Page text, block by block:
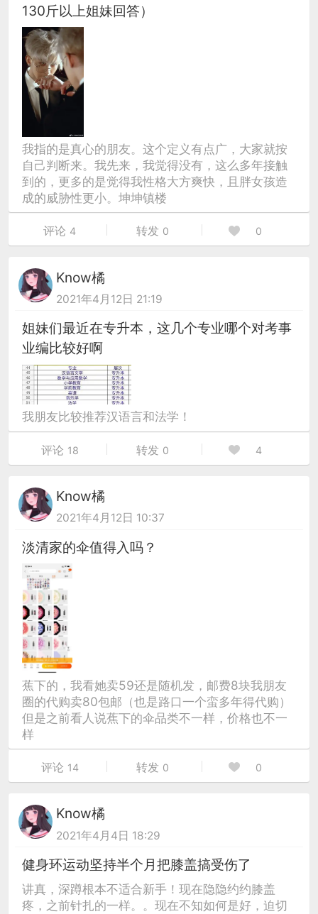
130斤以上姐妹回答）
我指的是真心的朋友。这个定义有点广，大家就按
自己判断来。我先来，我觉得没有，这么多年接触
到的，更多的是觉得我性格大方爽快，且胖女孩造
成的威胁性更小。坤坤镇楼
评论 4 转发 0 0
Know橘
2021年4月12日 21:19
姐妹们最近在专升本，这几个专业哪个对考事
业编比较好啊
我朋友比较推荐汉语言和法学！
评论 18 转发 0 4
Know橘
2021年4月12日 10:37
淡清家的伞值得入吗？
蕉下的，我看她卖59还是随机发，邮费8块我朋友
圈的代购卖80包邮（也是路口一个蛮多年得代购）
但是之前看人说蕉下的伞品类不一样，价格也不一
样
评论 14 转发 0 0
Know橘
2021年4月4日 18:29
健身环运动坚持半个月把膝盖搞受伤了
讲真，深蹲根本不适合新手！现在隐隐约约膝盖
疼，之前针扎的一样。。现在不知如何是好，迫切